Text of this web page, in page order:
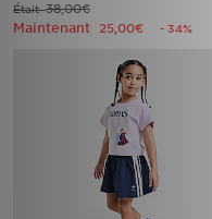
Était38,00€
Maintenant 25,00€ - 34%